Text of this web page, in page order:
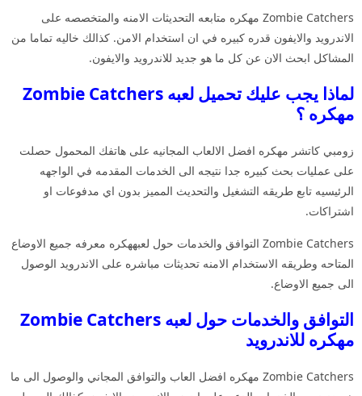
Zombie Catchers مهكره متابعه التحديثات الامنه والمتخصصه على
الاندرويد والايفون قدره كبيره في ان استخدام الامن. كذالك خاليه تماما من
المشاكل ابحث الان عن كل ما هو جديد للاندرويد والايفون.
لماذا يجب عليك تحميل لعبه Zombie Catchers
مهكره ؟
زومبي كاتشر مهكره افضل الالعاب المجانيه على هاتفك المحمول حصلت
على عمليات بحث كبيره جدا نتيجه الى الخدمات المقدمه في الواجهه
الرئيسيه تابع طريقه التشغيل والتحديث المميز بدون اي مدفوعات او
اشتراكات.
Zombie Catchers التوافق والخدمات حول لعبههكره معرفه جميع الاوضاع
المتاحه وطريقه الاستخدام الامنه تحديثات مباشره على الاندرويد الوصول
الى جميع الاوضاع.
التوافق والخدمات حول لعبه Zombie Catchers
مهكره للاندرويد
Zombie Catchers مهكره افضل العاب والتوافق المجاني والوصول الى ما